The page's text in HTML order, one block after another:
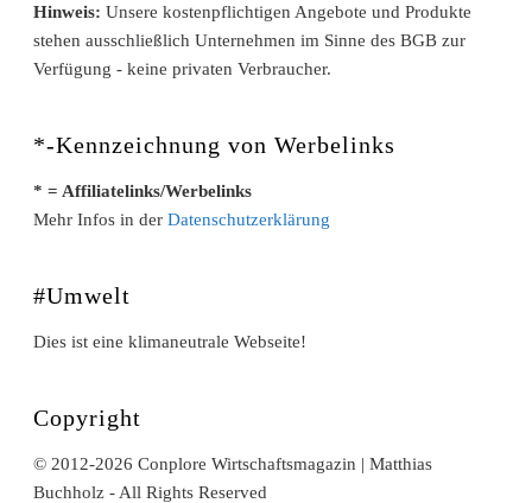
Hinweis: Unsere kostenpflichtigen Angebote und Produkte
stehen ausschließlich Unternehmen im Sinne des BGB zur
Verfügung - keine privaten Verbraucher.
*-Kennzeichnung von Werbelinks
* = Affiliatelinks/Werbelinks
Mehr Infos in derDatenschutzerklärung
#Umwelt
Dies ist eine klimaneutrale Webseite!
Copyright
© 2012-2026 Conplore Wirtschaftsmagazin | Matthias
Buchholz - All Rights Reserved